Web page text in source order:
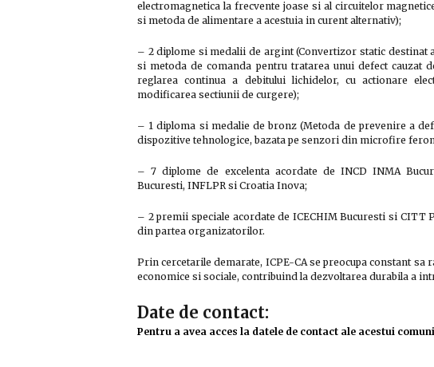
electromagnetica la frecvente joase si al circuitelor
si metoda de alimentare a acestuia in curent alternativ);
– 2 diplome si medalii de argint (Convertizor static
si metoda de comanda pentru tratarea unui defect cauzat
reglarea continua a debitului lichidelor, cu actionare
modificarea sectiunii de curgere);
– 1 diploma si medalie de bronz (Metoda de prevenire a
dispozitive tehnologice, bazata pe senzori din microfire
– 7 diplome de excelenta acordate de INCD INMA
Bucuresti, INFLPR si Croatia Inova;
– 2 premii speciale acordate de ICECHIM Bucuresti si CITT
din partea organizatorilor.
Prin cercetarile demarate, ICPE-CA se preocupa constant
economice si sociale, contribuind la dezvoltarea durabila a
Date de contact:
Pentru a avea acces la datele de contact ale acestui